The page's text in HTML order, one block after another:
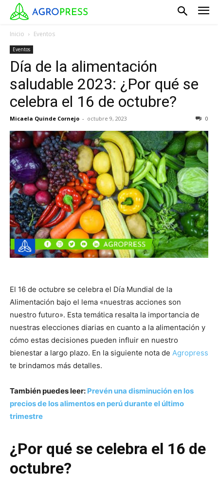
Inicio Eventos
Eventos
Día de la alimentación
saludable 2023: ¿Por qué se
celebra el 16 de octubre?
Micaela Quinde Cornejo - octubre 9, 2023 0
El 16 de octubre se celebra el Día Mundial de la
Alimentación bajo el lema «nuestras acciones son
nuestro futuro». Esta temática resalta la importancia de
nuestras elecciones diarias en cuanto a la alimentación y
cómo estas decisiones pueden influir en nuestro
bienestar a largo plazo. En la siguiente nota de Agropress
te brindamos más detalles.
También puedes leer: Prevén una disminución en los
precios de los alimentos en perú durante el último
trimestre
¿Por qué se celebra el 16 de
octubre?